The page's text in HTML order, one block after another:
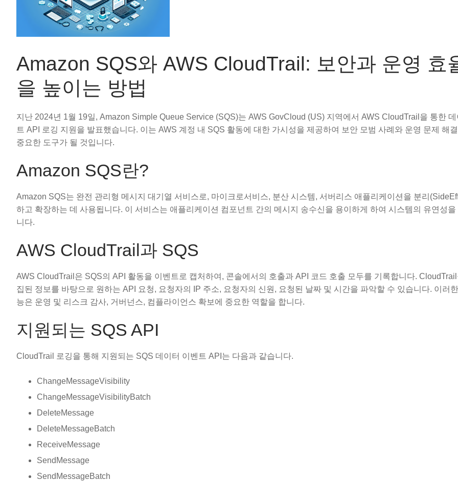
Amazon SQS와 AWS CloudTrail: 보안과 운영 효
을 높이는 방법
지난 2024년 1월 19일, Amazon Simple Queue Service (SQS)는 AWS GovCloud (US) 지역에서 AWS CloudTrail을 통한
트 API 로깅 지원을 발표했습니다. 이는 AWS 계정 내 SQS 활동에 대한 가시성을 제공하여 보안 모범 사례와 운영 문제 해
중요한 도구가 될 것입니다.
Amazon SQS란?
Amazon SQS는 완전 관리형 메시지 대기열 서비스로, 마이크로서비스, 분산 시스템, 서버리스 애플리케이션을 분리
하고 확장하는 데 사용됩니다. 이 서비스는 애플리케이션 컴포넌트 간의 메시지 송수신을 용이하게 하여 시스템의 유연성
니다.
AWS CloudTrail과 SQS
AWS CloudTrail은 SQS의 API 활동을 이벤트로 캡처하여, 콘솔에서의 호출과 API 코드 호출 모두를 기록합니다.
집된 정보를 바탕으로 원하는 API 요청, 요청자의 IP 주소, 요청자의 신원, 요청된 날짜 및 시간을 파악할 수 있습니다. 이러
능은 운영 및 리스크 감사, 거버넌스, 컴플라이언스 확보에 중요한 역할을 합니다.
지원되는 SQS API
CloudTrail 로깅을 통해 지원되는 SQS 데이터 이벤트 API는 다음과 같습니다.
ChangeMessageVisibility
ChangeMessageVisibilityBatch
DeleteMessage
DeleteMessageBatch
ReceiveMessage
SendMessage
SendMessageBatch